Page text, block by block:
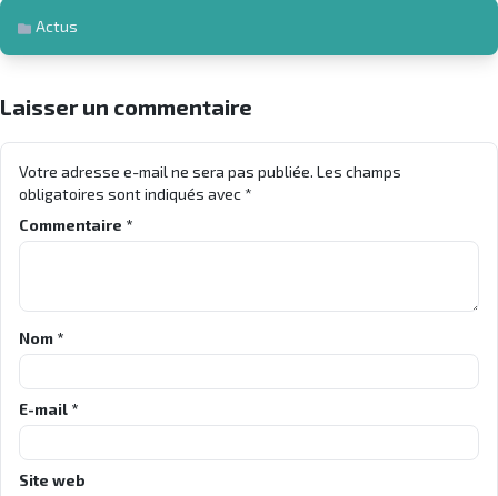
Actus
Laisser un commentaire
Votre adresse e-mail ne sera pas publiée. Les champs
obligatoires sont indiqués avec*
Commentaire *
Nom *
E-mail *
Site web